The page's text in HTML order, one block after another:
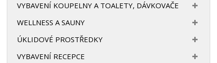
VYBAVENÍ KOUPELNY A TOALETY, DÁVKOVAČE
WELLNESS A SAUNY
ÚKLIDOVÉ PROSTŘEDKY
VYBAVENÍ RECEPCE